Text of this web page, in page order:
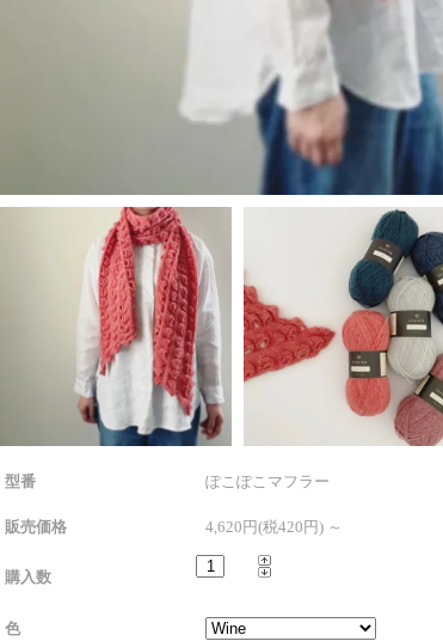
型番 ぽこぽこマフラー
販売価格 4,620円(税420円) ～
購入数
色